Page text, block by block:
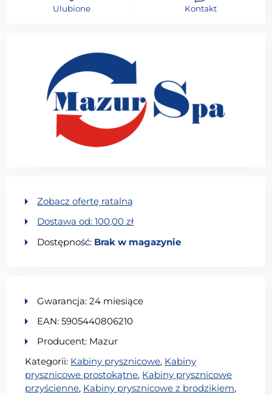
Ulubione Kontakt
Zobacz ofertę ratalną
Dostawa od:100,00zł
Dostępność: Brak w magazynie
Gwarancja: 24 miesiące
EAN: 5905440806210
Producent: Mazur
Kategorii: Kabiny prysznicowe, Kabiny
prysznicowe prostokątne, Kabiny prysznicowe
przyścienne, Kabiny prysznicowe z brodzikiem,